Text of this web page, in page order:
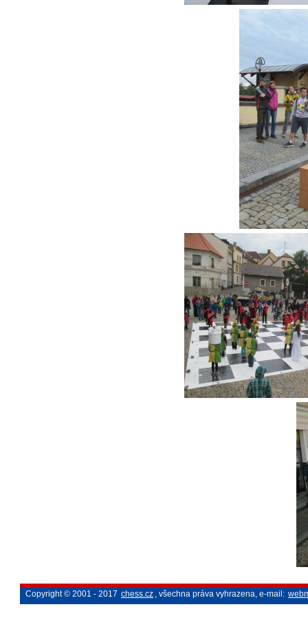
Copyright © 2001 - 2017 chess.cz , všechna práva vyhrazena, e-mail: